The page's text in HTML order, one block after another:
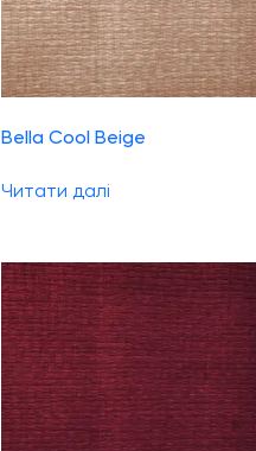
Bella Cool Beige
Читати далі